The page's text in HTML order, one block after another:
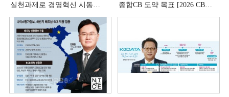
실천과제로 경영혁신 시동
종합CB 도약 목표 [2026 CB사